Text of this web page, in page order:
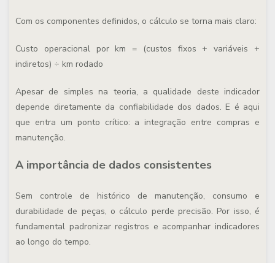
Com os componentes definidos, o cálculo se torna mais claro:
Custo operacional por km = (custos fixos + variáveis +
indiretos) ÷ km rodado
Apesar de simples na teoria, a qualidade deste indicador
depende diretamente da confiabilidade dos dados. E é aqui
que entra um ponto crítico: a integração entre compras e
manutenção.
A importância de dados consistentes
Sem controle de histórico de manutenção, consumo e
durabilidade de peças, o cálculo perde precisão. Por isso, é
fundamental padronizar registros e acompanhar indicadores
ao longo do tempo.